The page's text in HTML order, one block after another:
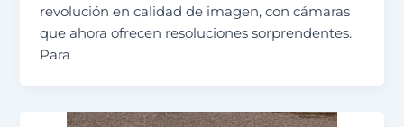
revolución en calidad de imagen, con cámaras
que ahora ofrecen resoluciones sorprendentes.
Para